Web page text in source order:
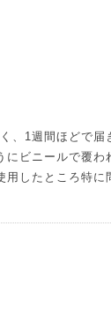
、1週間ほどで届
にビニールで覆わ
用したところ特に